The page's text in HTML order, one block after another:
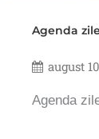
Agenda
august
Agenda